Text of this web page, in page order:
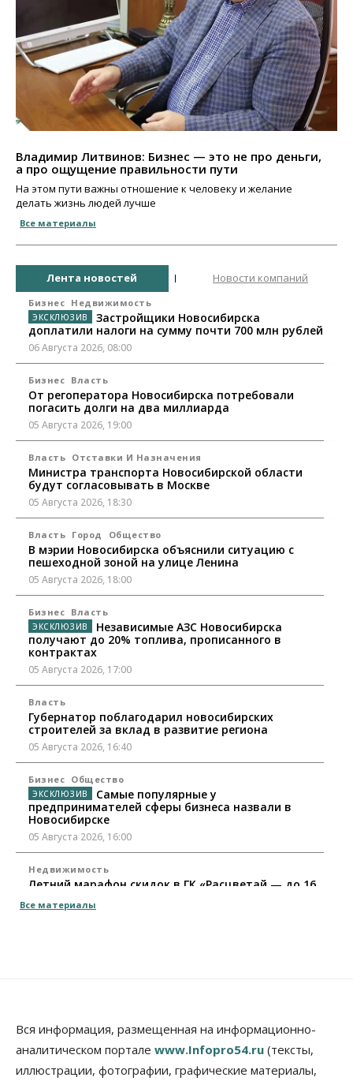
Владимир Литвинов: Бизнес — это не про деньги,
а про ощущение правильности пути
На этом пути важны отношение к человеку и желание
делать жизнь людей лучше
Все материалы
Лента новостей Новости компаний
Бизнес Недвижимость
Застройщики Новосибирска
доплатили налоги на сумму почти 700 млн рублей
06 Августа 2026, 08:00
Бизнес Власть
От регоператора Новосибирска потребовали
погасить долги на два миллиарда
05 Августа 2026, 19:00
Власть Отставки И Назначения
Министра транспорта Новосибирской области
будут согласовывать в Москве
05 Августа 2026, 18:30
Власть Город Общество
В мэрии Новосибирска объяснили ситуацию с
пешеходной зоной на улице Ленина
05 Августа 2026, 18:00
Бизнес Власть
Независимые АЗС Новосибирска
получают до 20% топлива, прописанного в
контрактах
05 Августа 2026, 17:00
Власть
Губернатор поблагодарил новосибирских
строителей за вклад в развитие региона
05 Августа 2026, 16:40
Бизнес Общество
Самые популярные у
предпринимателей сферы бизнеса назвали в
Новосибирске
05 Августа 2026, 16:00
Недвижимость
Летний марафон скидок в ГК «Расцветай — до 16
05 Августа 2026, 15:55
Бизнес
Новосибирские компании произвели косметики
на два миллиарда рублей
05 Августа 2026, 15:00
Все материалы
Вся информация, размещенная на информационно-
аналитическом портале www.Infopro54.ru (тексты,
иллюстрации, фотографии, графические материалы,